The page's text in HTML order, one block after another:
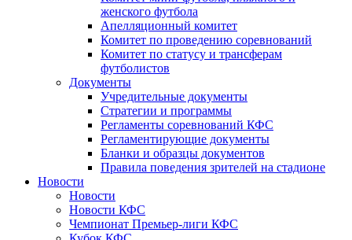
женского футбола
Апелляционный комитет
Комитет по проведению соревнований
Комитет по статусу и трансферам
футболистов
Документы
Учредительные документы
Стратегии и программы
Регламенты соревнований КФС
Регламентирующие документы
Бланки и образцы документов
Правила поведения зрителей на стадионе
Новости
Новости
Новости КФС
Чемпионат Премьер-лиги КФС